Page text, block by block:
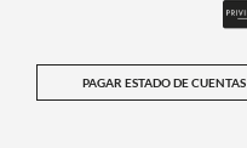
PAGAR ESTADO DE CUENTAS